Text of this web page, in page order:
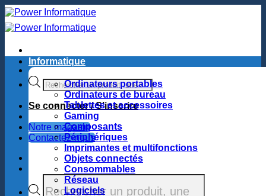
Passer
au
contenu
Recherche
de
produits
Se connecter / S’inscrire
Notre magasin
Contactez-nous
Recherche
de
Informatique
Ordinateurs portables
Ordinateurs de bureau
Tablettes et accessoires
Gaming
Composants
Périphériques
Imprimantes et multifonctions
Objets connectés
Consommables
Réseau
Logiciels